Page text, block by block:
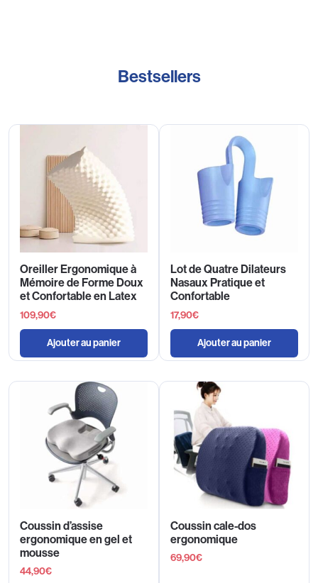
Bestsellers
Oreiller Ergonomique à
Mémoire de Forme Doux
et Confortable en Latex
109,90€
Ajouter au panier
Lot de Quatre Dilateurs
Nasaux Pratique et
Confortable
17,90€
Ajouter au panier
Coussin d’assise
ergonomique en gel et
mousse
44,90€
Coussin cale-dos
ergonomique
69,90€